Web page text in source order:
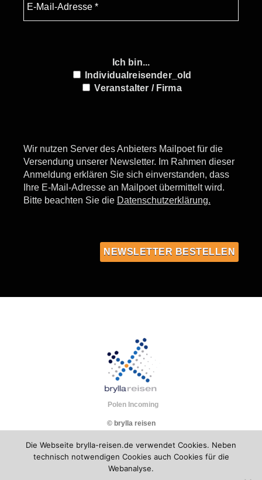
Ich bin...
Individualreisender_old
Veranstalter / Firma
Wir nutzen Server des Anbieters Mailpoet für die
Versendung unserer Newsletter. Im Rahmen dieser
Anmeldung erklären Sie sich einverstanden, dass
Ihre E-Mail-Adresse an Mailpoet übermittelt wird.
Bitte beachten Sie die Datenschutzerklärung.
Polen Incoming
© brylla reisen
Die Webseite brylla-reisen.de verwendet Cookies. Neben
technisch notwendigen Cookies auch Cookies für die
Webanalyse.